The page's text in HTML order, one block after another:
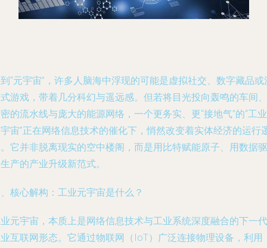
“元宇宙”，许多人脑海中浮现的可能是虚拟社交、数字藏品或
游戏，带着几分科幻与遥远感。但若将目光投向轰鸣的车间、
的流水线与庞大的能源网络，一个更务实、更“接地气”的“工业
宙”正在网络信息技术的催化下，悄然改变着实体经济的运行
它并非脱离现实的空中楼阁，而是用比特赋能原子、用数据驱
产的产业升级新范式。
核心解构：工业元宇宙是什么？
元宇宙，本质上是网络信息技术与工业系统深度融合的下一代
互联网形态。它通过物联网（IoT）广泛连接物理设备，利用